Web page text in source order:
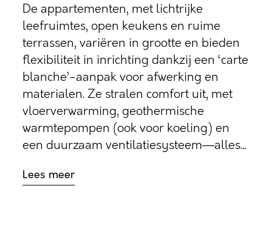
De appartementen, met lichtrijke
leefruimtes, open keukens en ruime
terrassen, variëren in grootte en bieden
flexibiliteit in inrichting dankzij een ‘carte
blanche’-aanpak voor afwerking en
materialen. Ze stralen comfort uit, met
vloerverwarming, geothermische
warmtepompen (ook voor koeling) en
een duurzaam ventilatiesysteem—alles...
Lees meer